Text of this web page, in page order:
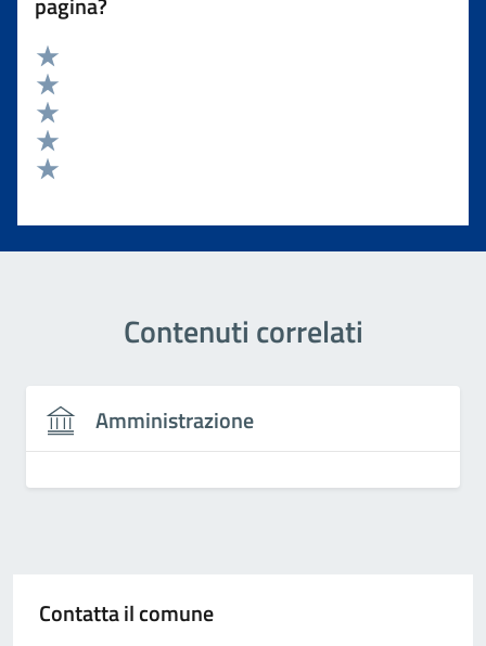
Valuta 5 stelle su 5
Valuta 4 stelle su 5
Valuta 3 stelle su 5
Valuta 2 stelle su 5
Contenuti correlati
Amministrazione
Contatta il comune